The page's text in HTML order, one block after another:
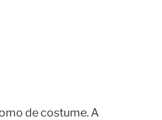
de costume. A